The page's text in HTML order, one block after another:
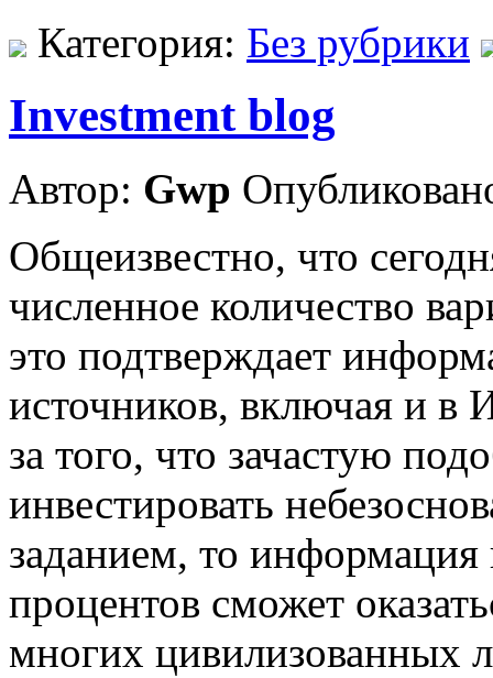
Категория: Без рубрики
Investment blog
Автор: Gwp
Общеизвестно, что
численное количество
это подтверждает
источников, включая и в
за того, что зачастую
инвестировать
заданием, то информация
процентов сможет
многих